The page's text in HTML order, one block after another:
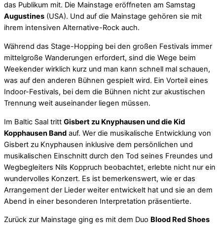
das Publikum mit. Die Mainstage eröffneten am Samstag
Augustines (USA). Und auf die Mainstage gehören sie mit
ihrem intensiven Alternative-Rock auch.
Während das Stage-Hopping bei den großen Festivals immer
mittelgroße Wanderungen erfordert, sind die Wege beim
Weekender wirklich kurz und man kann schnell mal schauen,
was auf den anderen Bühnen gespielt wird. Ein Vorteil eines
Indoor-Festivals, bei dem die Bühnen nicht zur akustischen
Trennung weit auseinander liegen müssen.
Im Baltic Saal tritt Gisbert zu Knyphausen und die Kid
Kopphausen Band auf. Wer die musikalische Entwicklung von
Gisbert zu Knyphausen inklusive dem persönlichen und
musikalischen Einschnitt durch den Tod seines Freundes und
Wegbegleiters Nils Koppruch beobachtet, erlebte nicht nur ein
wundervolles Konzert. Es ist bemerkenswert, wie er das
Arrangement der Lieder weiter entwickelt hat und sie an dem
Abend in einer besonderen Interpretation präsentierte.
Zurück zur Mainstage ging es mit dem Duo Blood Red Shoes